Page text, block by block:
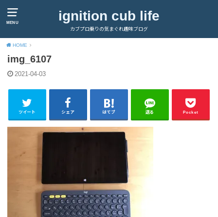
MENU ignition cub life
カブプロ乗りの気まぐれ趣味ブログ
HOME
img_6107
2021-04-03
ツイート シェア はてブ 送る Pocket